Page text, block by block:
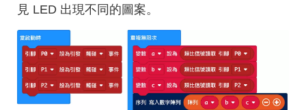
見 LED 出現不同的圖案。